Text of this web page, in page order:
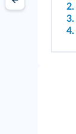
2.
3.
4.